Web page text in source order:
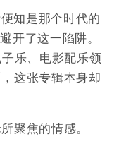
知是那个时代的
开了这一陷阱。
乐、电影配乐领
这张专辑本身却
聚焦的情感。